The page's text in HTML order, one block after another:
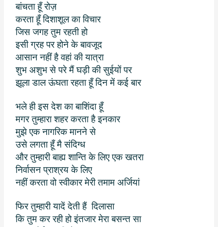
बांचता हूँ रोज़
करता हूँ दिशाशूल का विचार
जिस जगह तुम रहती हो
इसी ग्रह पर होने के बावजूद
आसान नहीं है वहां की यात्रा
शुभ अशुभ से परे मैं घड़ी की सुईयों पर
झूला डाल ऊंघता रहता हूँ दिन में कई बार
भले ही इस देश का बाशिंदा हूँ
मगर तुम्हारा शहर करता है इनकार
मुझे एक नागरिक मानने से
उसे लगता हूँ मै संदिग्ध
और तुम्हारी बाह्य शान्ति के लिए एक खतरा
निर्वासन प्राश्रय के लिए
नहीं करता वो स्वीकार मेरी तमाम अर्जियां
फिर तुम्हारी यादें देती हैं दिलासा
कि तुम कर रही हो इंतजार मेरा बसन्त सा